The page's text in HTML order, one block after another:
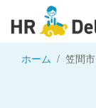
ホーム 笠間市